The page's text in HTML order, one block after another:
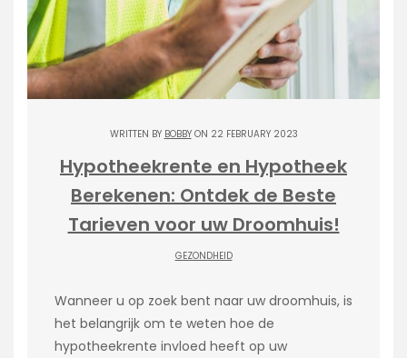
WRITTEN BY BOBBYON 22 FEBRUARY 2023
Hypotheekrente en Hypotheek
Berekenen: Ontdek de Beste
Tarieven voor uw Droomhuis!
GEZONDHEID
Wanneer u op zoek bent naar uw droomhuis, is
het belangrijk om te weten hoe de
hypotheekrente invloed heeft op uw